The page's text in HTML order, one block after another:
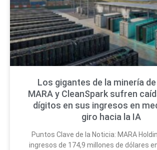
Los gigantes de la minería
MARA y CleanSpark sufren
dígitos en sus ingresos en
giro hacia la IA
Puntos Clave de la Noticia: MARA
ingresos de 174,9 millones de dólares